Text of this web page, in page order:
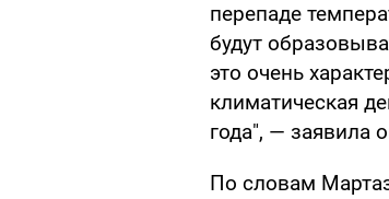
перепаде
будут
это очень
климатическая
года", — заявила
По словам